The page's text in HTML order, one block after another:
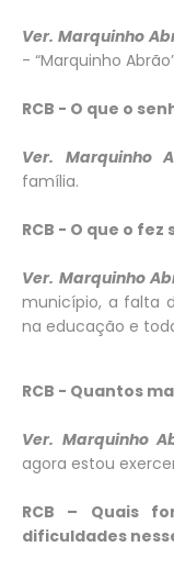
Ver. Marquinho
- “Marquinho
RCB - O que o
Ver. Marquinho
família.
RCB - O que o
Ver. Marquinho
município, a falta
na educação e
RCB - Quantos
Ver. Marquinho
agora estou
RCB – Quais
dificuldades